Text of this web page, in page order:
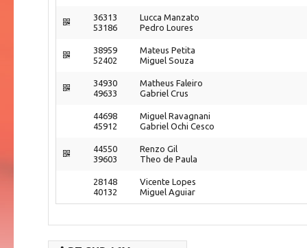
36313
53186
Lucca Manzato
Pedro Loures
38959
52402
Mateus Petita
Miguel Souza
34930
49633
Matheus Faleiro
Gabriel Crus
44698
45912
Miguel Ravagnani
Gabriel Ochi Cesco
44550
39603
Renzo Gil
Theo de Paula
28148
40132
Vicente Lopes
Miguel Aguiar